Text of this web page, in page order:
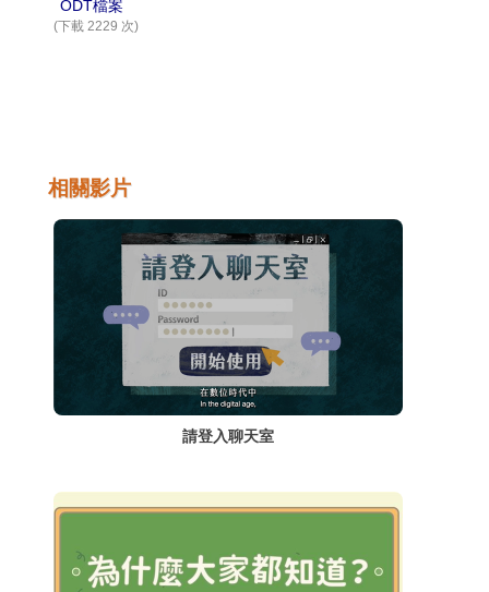
ODT檔案
(下載 2229 次)
相關影片
請登入聊天室